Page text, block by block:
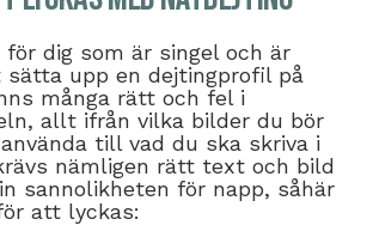
dig som är singel och är
sätta upp en dejtingprofil på
många rätt och fel i
allt ifrån vilka bilder du bör
till vad du ska skriva i
nämligen rätt text och bild
sannolikheten för napp, såhär
att lyckas: